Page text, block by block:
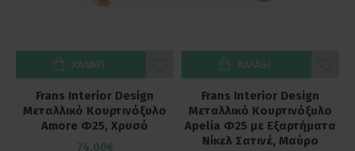
Frans Interior Design
Μεταλλικό Κουρτινόξυλο
Amore Φ25, Χρυσό
74,00€
ΚΑΛΆΘΙ
Frans Interior Design
Μεταλλικό Κουρτινόξυλο
Apelia Φ25 με Εξαρτήματα
Νίκελ Σατινέ, Μαύρο
ΚΑΛΆΘΙ